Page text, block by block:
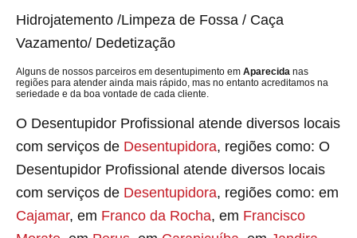
Hidrojatemento /Limpeza de Fossa / Caça
Vazamento/ Dedetização
Alguns de nossos parceiros em desentupimento em Aparecida nas
regiões para atender ainda mais rápido, mas no entanto acreditamos na
seriedade e da boa vontade de cada cliente.
O Desentupidor Profissional atende diversos locais
com serviços de Desentupidora, regiões como: O
Desentupidor Profissional atende diversos locais
com serviços de Desentupidora, regiões como: em
Cajamar, em Franco da Rocha, em Francisco